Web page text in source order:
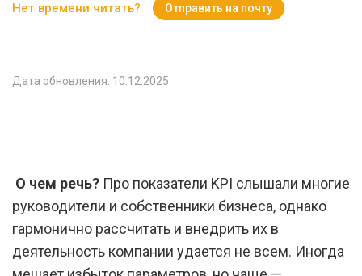
Нет времени читать? Отправить на почту
Дата обновления: 10.12.2025
О чем речь? Про показатели KPI слышали многие
руководители и собственники бизнеса, однако
гармонично рассчитать и внедрить их в
деятельность компании удается не всем. Иногда